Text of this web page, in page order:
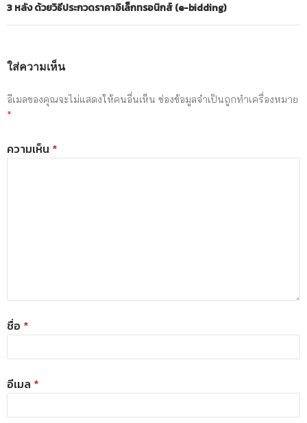
3 หลัง ด้วยวิธีประกวดราคาอิเล็กทรอนิกส์ (e-bidding)
ใส่ความเห็น
อีเมลของคุณจะไม่แสดงให้คนอื่นเห็น ช่องข้อมูลจำเป็นถูกทำเครื่องหมาย
*
ความเห็น *
ชื่อ *
อีเมล *